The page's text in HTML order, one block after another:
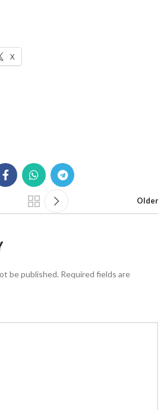
X
Older
be published. Required fields are